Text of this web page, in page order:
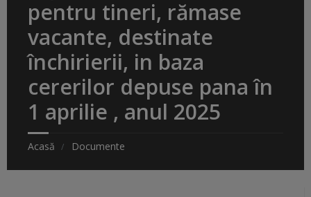
pentru tineri, rămase
vacante, destinate
închirierii, in baza
cererilor depuse pana în
1 aprilie , anul 2025
Acasă Documente